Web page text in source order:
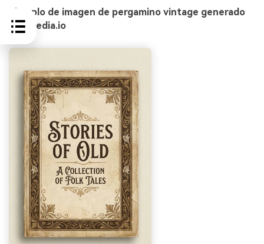
Ejemplo de imagen de pergamino vintage generado
con media.io